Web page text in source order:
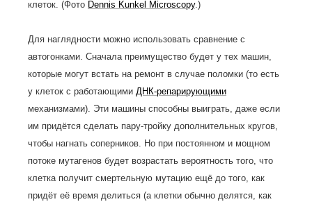
клеток. (Фото Dennis Kunkel Microscopy.)
Для наглядности можно использовать сравнение с
автогонками. Сначала преимущество будет у тех машин,
которые могут встать на ремонт в случае поломки (то есть
у клеток с работающими ДНК-репарирующими
механизмами). Эти машины способны выиграть, даже если
им придётся сделать пару-тройку дополнительных кругов,
чтобы нагнать соперников. Но при постоянном и мощном
потоке мутагенов будет возрастать вероятность того, что
клетка получит смертельную мутацию ещё до того, как
придёт её время делиться (а клетки обычно делятся, как